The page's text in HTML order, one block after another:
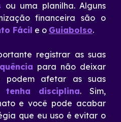
ou uma planilha. Alguns
financeira são o
Fácil e o Guiabolso.
registrar as suas
para não deixar
podem afetar as suas
tenha disciplina. Sim,
e você pode acabar
que eu uso é evitar o